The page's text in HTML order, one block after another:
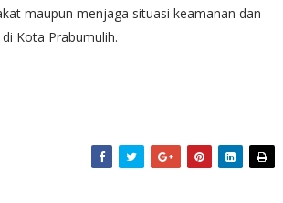
maupun menjaga situasi keamanan dan
Kota Prabumulih.